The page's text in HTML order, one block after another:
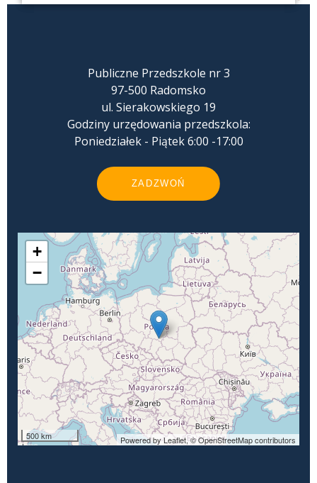
Publiczne Przedszkole nr 3
97-500 Radomsko
ul. Sierakowskiego 19
Godziny urzędowania przedszkola:
Poniedziałek - Piątek 6:00 -17:00
ZADZWOŃ
+
−
500 km Powered by Leaflet,© OpenStreetMap contributors